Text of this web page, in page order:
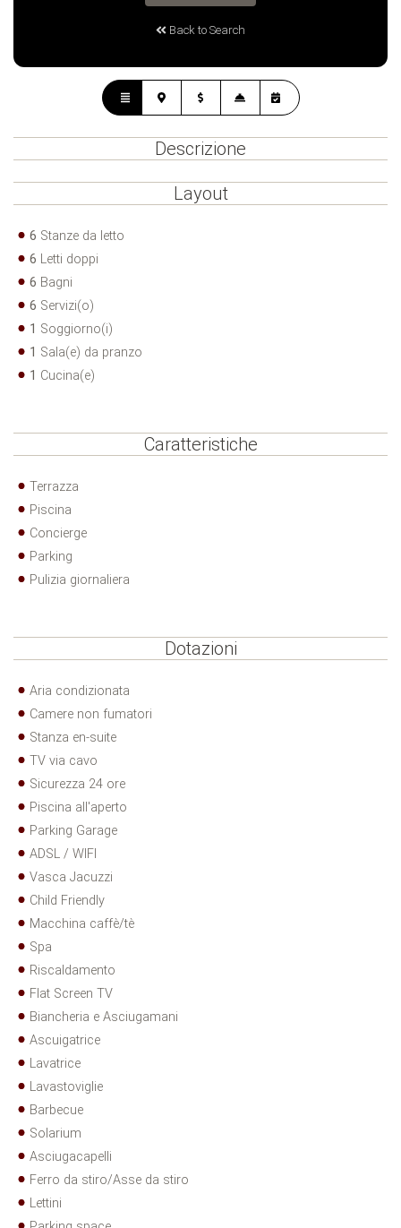
Back to Search
Descrizione
Layout
6 Stanze da letto
6 Letti doppi
6 Bagni
6 Servizi(o)
1 Soggiorno(i)
1 Sala(e) da pranzo
1 Cucina(e)
Caratteristiche
Terrazza
Piscina
Concierge
Parking
Pulizia giornaliera
Dotazioni
Aria condizionata
Camere non fumatori
Stanza en-suite
TV via cavo
Sicurezza 24 ore
Piscina all'aperto
Parking Garage
ADSL / WIFI
Vasca Jacuzzi
Child Friendly
Macchina caffè/tè
Spa
Riscaldamento
Flat Screen TV
Biancheria e Asciugamani
Ascuigatrice
Lavatrice
Lavastoviglie
Barbecue
Solarium
Asciugacapelli
Ferro da stiro/Asse da stiro
Lettini